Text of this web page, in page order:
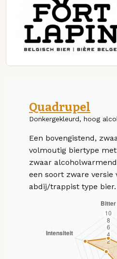
Quadrupel
Donkergekleurd, hoog
Een bovengistend,
volmoutig biertype
zwaar
een soort zware versie
abdij/trappist type bier.